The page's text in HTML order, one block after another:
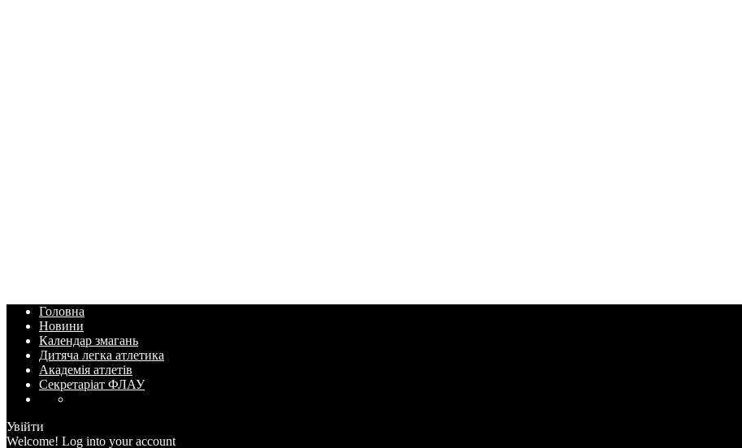
Головна
Новини
Календар змагань
Дитяча легка атлетика
Академія атлетів
Секретаріат ФЛАУ
Увійти
Welcome! Log into your account